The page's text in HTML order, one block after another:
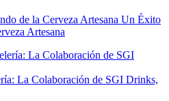
€
Un Éxito
Artesana
La Colaboración de SGI Drinks,